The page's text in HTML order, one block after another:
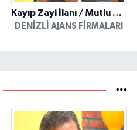
Kayıp Zayi İlanı / Mutlu Ajans / Denizli
DENIZLI AJANS FIRMALARI